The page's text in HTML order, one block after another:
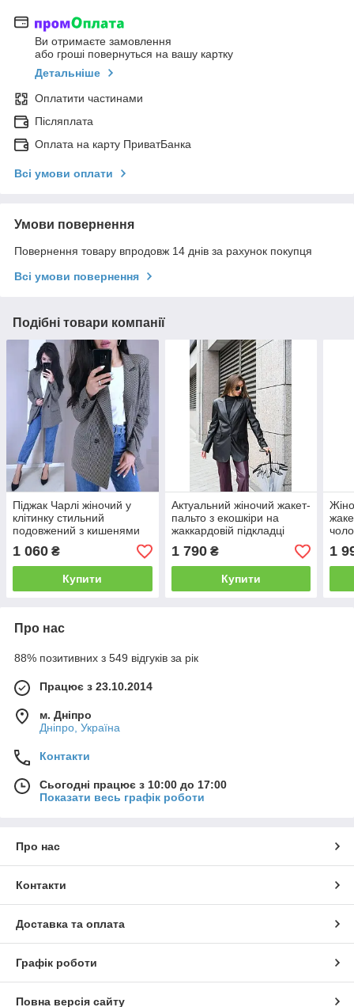
Ви отримаєте замовлення
або гроші повернуться на вашу картку
Детальніше
Оплатити частинами
Післяплата
Оплата на карту ПриватБанка
Всі умови оплати
Умови повернення
Повернення товару впродовж 14 днів за рахунок покупця
Всі умови повернення
Подібні товари компанії
Піджак Чарлі жіночий у
клітинку стильний
подовжений з кишенями
Pma167
1 060 ₴
Купити
Актуальний жіночий жакет-
пальто з екошкіри на
жаккардовій підкладці
Gs2715
1 790₴
Купити
1
Про нас
88% позитивних з 549 відгуків за рік
Працює з 23.10.2014
м. Дніпро
Дніпро, Україна
Контакти
Сьогодні працює з 10:00 до 17:00
Показати весь графік роботи
Про нас
Контакти
Доставка та оплата
Графік роботи
Повна версія сайту